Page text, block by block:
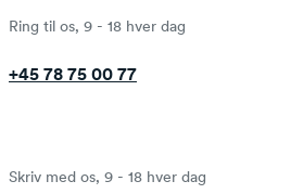
Ring til os, 9 - 18 hver dag
+45 78 75 00 77
Skriv med os, 9 - 18 hver dag